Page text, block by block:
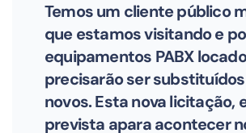
Temos um cliente público
que estamos visitando e
equipamentos PABX
precisarão ser
novos. Esta nova licitação,
prevista apara acontecer